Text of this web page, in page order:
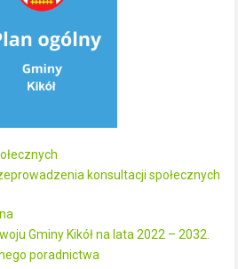
konsultacji społecznych
Gminy Kikół na lata 2022 – 2032.
poradnictwa